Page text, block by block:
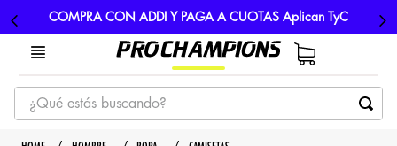
COMPRA CON ADDI Y PAGA A CUOTAS Aplican TyC
¿Qué estás buscando?
TÉRMINOS MÁS BUSCADOS